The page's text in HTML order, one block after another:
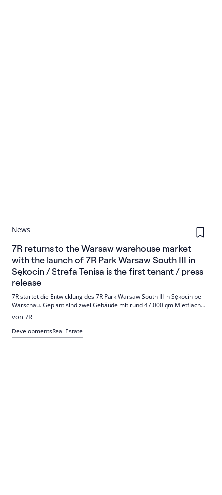
News
7R returns to the Warsaw warehouse market
with the launch of 7R Park Warsaw South III in
Sękocin / Strefa Tenisa is the first tenant / press
release
7R startet die Entwicklung des 7R Park Warsaw South III in Sękocin bei
Warschau. Geplant sind zwei Gebäude mit rund 47.000 qm Mietfläche;
Baubeginn ist Anfang August 2026. Erster Mieter ist Strefa Tenisa mit
3.500 qm.
von 7R
DevelopmentsReal Estate